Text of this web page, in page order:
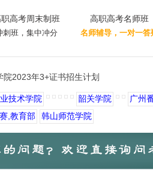
高考周末制班
刺班，集中冲分
高职高考名师班
名师辅导，一对一答
2023年3+证书招生计划
技术学院 韶关学院 广州
,教育部 韩山师范学院